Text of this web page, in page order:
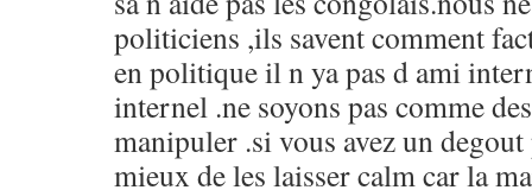
politiciens ,ils savent comment
en politique il n ya pas d ami
internel .ne soyons pas comme
manipuler .si vous avez un
mieux de les laisser calm car la